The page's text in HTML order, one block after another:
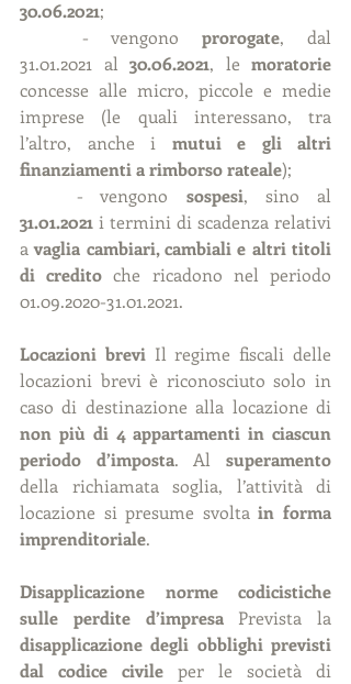
30.06.2021;
	- vengono
prorogate, dal
31.01.2021 al 30.06.2021, le moratorie
concesse alle micro, piccole e medie
imprese (le quali interessano, tra
l’altro, anche i mutui e gli altri
finanziamenti a rimborso rateale);
	- vengono
sospesi
31.01.2021 i termini di scadenza relativi
a vaglia cambiari, cambiali e altri titoli
di credito che ricadono nel periodo
01.09.2020-31.01.2021.
Locazioni brevi Il regime fiscali delle
locazioni brevi è riconosciuto solo in
non più di 4 appartamenti in ciascun
periodo d’imposta. Al superamento
della richiamata soglia, l’attività di
locazione si presume svolta in forma
imprenditoriale.
Disapplicazione norme codicistiche
sulle perdite d’impresa
disapplicazione degli obblighi previsti
dal codice civile per le società di